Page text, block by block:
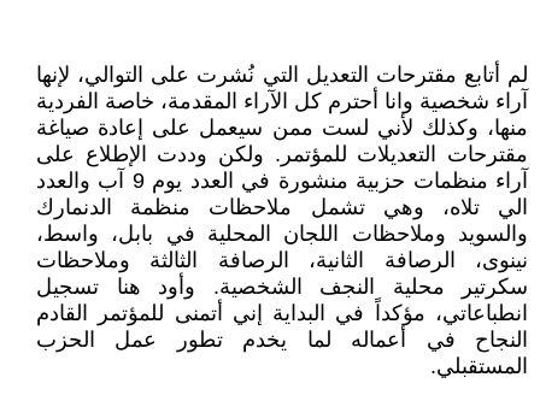
لم أتابع مقترحات التعديل التي نُشرت على التوالي، لإنها
آراء شخصية وانا أحترم كل الآراء المقدمة، خاصة الفردية
منها، وكذلك لأني لست ممن سيعمل على إعادة صياغة
مقترحات التعديلات للمؤتمر. ولكن وددت الإطلاع على
آراء منظمات حزبية منشورة في العدد يوم 9 آب والعدد
الي تلاه، وهي تشمل ملاحظات منظمة الدنمارك
والسويد وملاحظات اللجان المحلية في بابل، واسط،
نينوى، الرصافة الثانية، الرصافة الثالثة وملاحظات
سكرتير محلية النجف الشخصية. وأود هنا تسجيل
انطباعاتي، مؤكداً في البداية إني أتمنى للمؤتمر القادم
النجاح في أعماله لما يخدم تطور عمل الحزب
المستقبلي.